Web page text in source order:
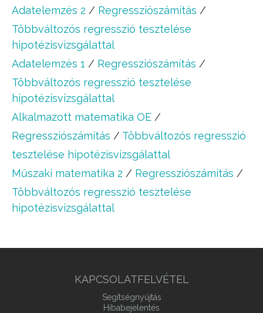
Adatelemzés 2 / Regressziószámítás /
Többváltozós regresszió tesztelése
hipotézisvizsgálattal
Adatelemzés 1 / Regressziószámítás /
Többváltozós regresszió tesztelése
hipotézisvizsgálattal
Alkalmazott matematika OE /
Regressziószámítás / Többváltozós regresszió
tesztelése hipotézisvizsgálattal
Műszaki matematika 2 / Regressziószámítás /
Többváltozós regresszió tesztelése
hipotézisvizsgálattal
KAPCSOLATFELVÉTEL
Segítségnyújtás
Hibabejelentés